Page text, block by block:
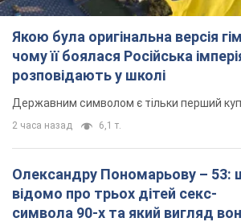
Якою була оригінальна версія
чому її боялася Російська
розповідають у школі
Державним символом є тільки перший
2 часа назад 6,1 т.
Олександру Пономарьову – 53:
відомо про трьох дітей секс-
символа 90-х та який вигляд